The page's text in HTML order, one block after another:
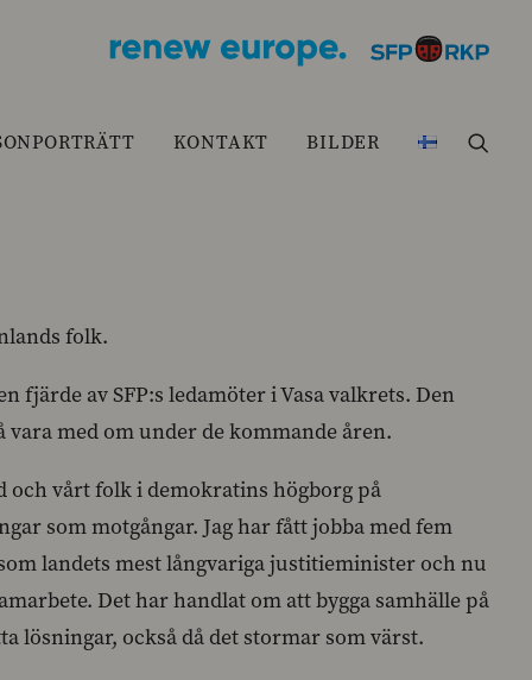
KONTAKT BILDER
folk.
fjärde av SFP:s ledamöter i Vasa valkrets. Den
vara med om under de kommande åren.
och vårt folk i demokratins högborg på
som motgångar. Jag har fått jobba med fem
landets mest långvariga justitieminister och nu
Det har handlat om att bygga samhälle på
lösningar, också då det stormar som värst.